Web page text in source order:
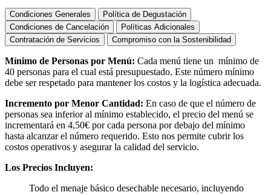
Condiciones Generales
Política de Degustación
Condiciones de Cancelación
Políticas Adicionales
Contratación de Servicios
Compromiso con la Sostenibilidad
Mínimo de Personas por Menú: Cada menú tiene un mínimo de
40 personas para el cual está presupuestado. Este número mínimo
debe ser respetado para mantener los costos y la logística adecuada.
Incremento por Menor Cantidad: En caso de que el número de
personas sea inferior al mínimo establecido, el precio del menú se
incrementará en 4,50€ por cada persona por debajo del mínimo
hasta alcanzar el número requerido. Esto nos permite cubrir los
costos operativos y asegurar la calidad del servicio.
Los Precios Incluyen:
Todo el menaje básico desechable necesario, incluyendo